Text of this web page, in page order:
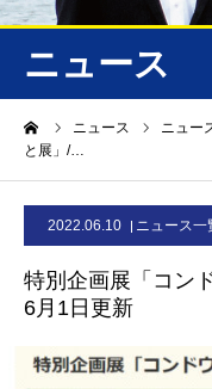
ニュース
ニュース ニュー
と展」/…
2022.06.10 ニュース一
特別企画展「コン
6月1日更新
ニュース/トピック
ニュース
お問合せ